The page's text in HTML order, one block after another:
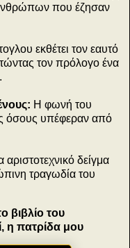
που έζησαν
εκθέτει τον εαυτό
τον πρόλογο ένα
Η φωνή του
όσους υπέφεραν από
δείγμα
τραγωδία του
βιβλίο του
η πατρίδα μου